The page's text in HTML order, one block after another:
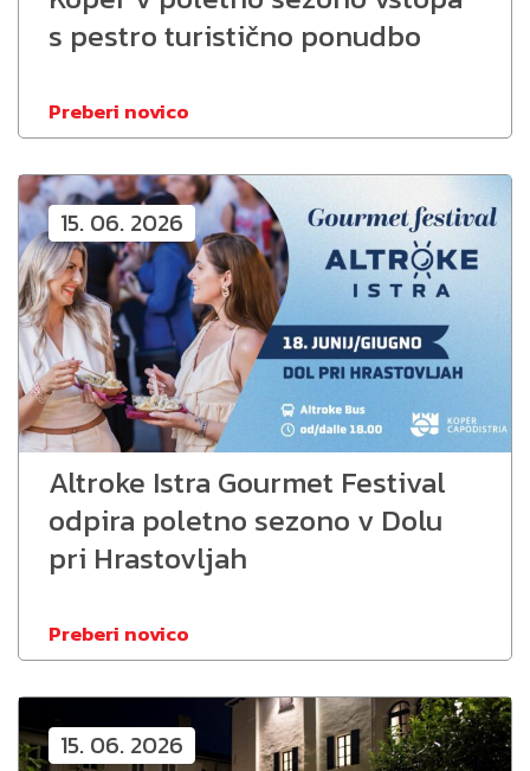
s pestro turistično ponudbo
Preberi novico
15. 06. 2026
Altroke Istra Gourmet Festival
odpira poletno sezono v Dolu
pri Hrastovljah
Preberi novico
15. 06. 2026